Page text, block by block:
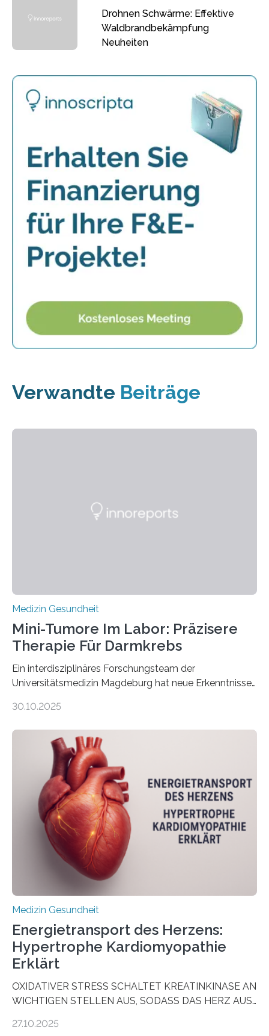
Drohnen Schwärme: Effektive
Waldbrandbekämpfung
Neuheiten
Verwandte Beiträge
Medizin Gesundheit
Mini-Tumore Im Labor: Präzisere
Therapie Für Darmkrebs
Ein interdisziplinäres Forschungsteam der
Universitätsmedizin Magdeburg hat neue Erkenntnisse
behandelt werden kann. In ihrer aktuellen Studie,
Oncology, zeigen die Forschenden, dass Mini-Tumore
aus Gewebe von Patientinnen und Patienten –
sogenannte Organoide – genutzt werden können, um
vorab zu prüfen, welche Medikamente am besten
wirken. Dabei wurde ein Eiweiß identifiziert, das künftig
als Biomarker für die Wahl der passenden Therapie
dienen könnte. Darmkrebs zählt weltweit zu den
häufigsten Krebsarten und stellt…
30.10.2025
Medizin Gesundheit
Energietransport des Herzens:
Hypertrophe Kardiomyopathie
Erklärt
OXIDATIVER STRESS SCHALTET KREATINKINASE AN
WICHTIGEN STELLEN AUS, SODASS DAS HERZ AUS
aus dem Deutschen Zentrum für Herzinsuffizienz
27.10.2025